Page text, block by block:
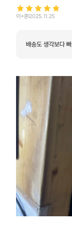
이*훈2025.11.25
배송도 생각보다